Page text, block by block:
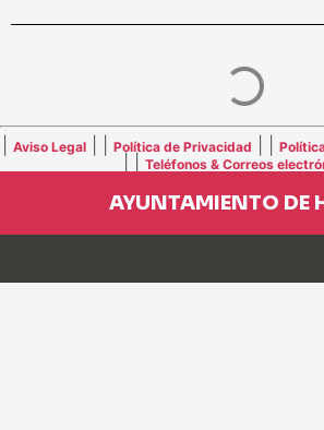
Aviso Legal Política de Privacidad
Teléfonos & Correos
AYUNTAMIENTO DE